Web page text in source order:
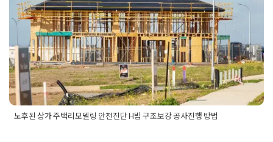
Posted on2025년 8월 11일by선영 진
노후된 상가 주택리모델링 안전진단 H빔 구조보강 공사진행 방법